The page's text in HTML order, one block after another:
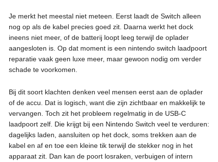
Je merkt het meestal niet meteen. Eerst laadt de Switch alleen
nog op als de kabel precies goed zit. Daarna werkt het dock
ineens niet meer, of de batterij loopt leeg terwijl de oplader
aangesloten is. Op dat moment is een nintendo switch laadpoort
reparatie vaak geen luxe meer, maar gewoon nodig om verder
schade te voorkomen.
Bij dit soort klachten denken veel mensen eerst aan de oplader
of de accu. Dat is logisch, want die zijn zichtbaar en makkelijk te
vervangen. Toch zit het probleem regelmatig in de USB-C
laadpoort zelf. Die krijgt bij een Nintendo Switch veel te verduren:
dagelijks laden, aansluiten op het dock, soms trekken aan de
kabel en af en toe een kleine tik terwijl de stekker nog in het
apparaat zit. Dan kan de poort losraken, verbuigen of intern